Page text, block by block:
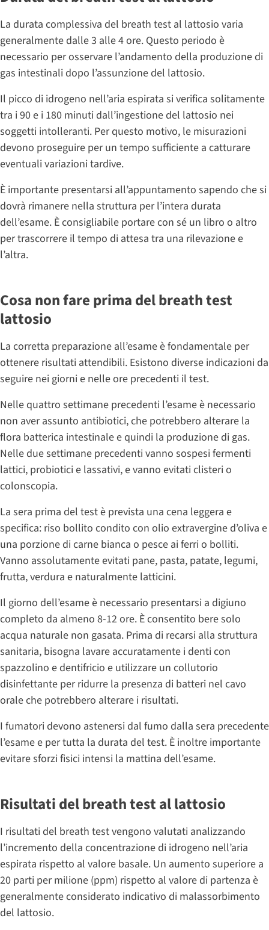
La durata complessiva del breath test al lattosio varia
generalmente dalle 3 alle 4 ore. Questo periodo è
necessario per osservare l’andamento della produzione di
gas intestinali dopo l’assunzione del lattosio.
Il picco di idrogeno nell’aria espirata si verifica solitamente
tra i 90 e i 180 minuti dall’ingestione del lattosio nei
soggetti intolleranti. Per questo motivo, le misurazioni
devono proseguire per un tempo sufficiente a catturare
eventuali variazioni tardive.
È importante presentarsi all’appuntamento sapendo che si
dovrà rimanere nella struttura per l’intera durata
dell’esame. È consigliabile portare con sé un libro o altro
per trascorrere il tempo di attesa tra una rilevazione e
l’altra.
Cosa non fare prima del breath test
lattosio
La corretta preparazione all’esame è fondamentale per
ottenere risultati attendibili. Esistono diverse indicazioni da
seguire nei giorni e nelle ore precedenti il test.
Nelle quattro settimane precedenti l’esame è necessario
non aver assunto antibiotici, che potrebbero alterare la
flora batterica intestinale e quindi la produzione di gas.
Nelle due settimane precedenti vanno sospesi fermenti
lattici, probiotici e lassativi, e vanno evitati clisteri o
colonscopia.
La sera prima del test è prevista una cena leggera e
specifica: riso bollito condito con olio extravergine d’oliva e
una porzione di carne bianca o pesce ai ferri o bolliti.
Vanno assolutamente evitati pane, pasta, patate, legumi,
frutta, verdura e naturalmente latticini.
Il giorno dell’esame è necessario presentarsi a digiuno
completo da almeno 8-12 ore. È consentito bere solo
acqua naturale non gasata. Prima di recarsi alla struttura
sanitaria, bisogna lavare accuratamente i denti con
spazzolino e dentifricio e utilizzare un collutorio
disinfettante per ridurre la presenza di batteri nel cavo
orale che potrebbero alterare i risultati.
I fumatori devono astenersi dal fumo dalla sera precedente
l’esame e per tutta la durata del test. È inoltre importante
evitare sforzi fisici intensi la mattina dell’esame.
Risultati del breath test al lattosio
I risultati del breath test vengono valutati analizzando
l’incremento della concentrazione di idrogeno nell’aria
espirata rispetto al valore basale. Un aumento superiore a
20 parti per milione (ppm) rispetto al valore di partenza è
generalmente considerato indicativo di malassorbimento
del lattosio.